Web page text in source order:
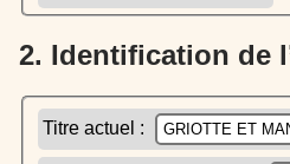
2. Identification de
Titre actuel :